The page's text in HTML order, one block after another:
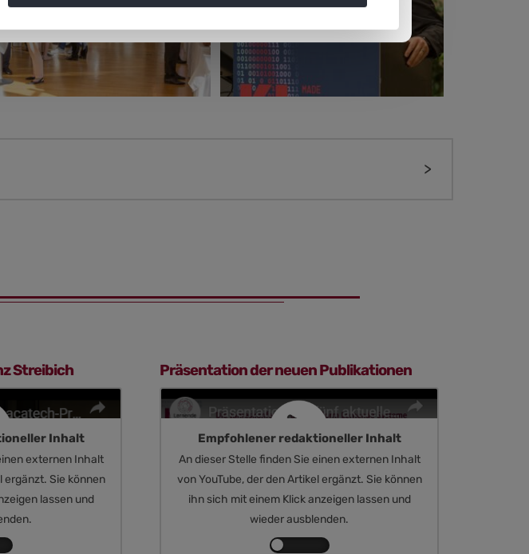
Streibich
Inhalt
externen Inhalt
ergänzt. Sie können
lassen und
Präsentation der neuen Publikationen
Empfohlener redaktioneller Inhalt
An dieser Stelle finden Sie einen externen Inhalt
von YouTube, der den Artikel ergänzt. Sie können
ihn sich mit einem Klick anzeigen lassen und
wieder ausblenden.
Inhalte